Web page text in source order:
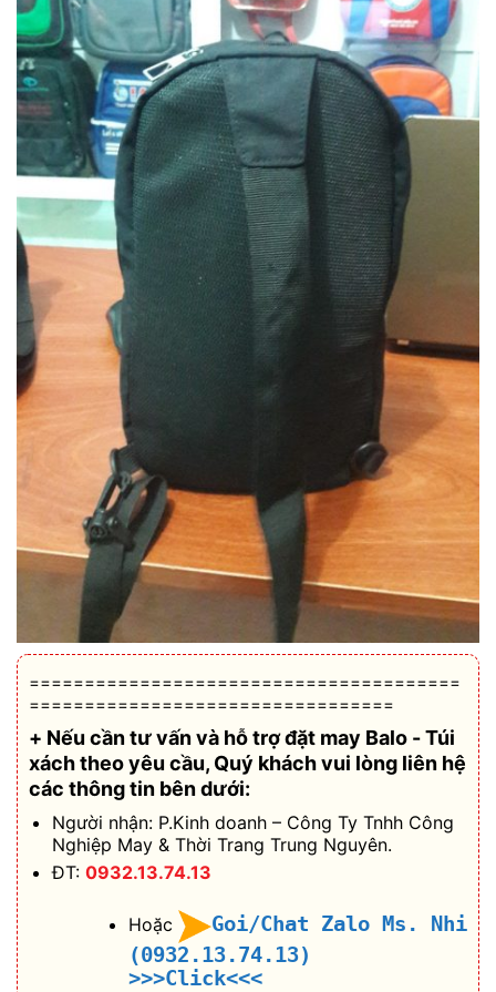
=======================================
=================================
+ Nếu cần tư vấn và hỗ trợđặt may Balo - Túi
xách theo yêu cầu, Quý khách vui lòng liên hệ
các thông tin bên dưới:
Người nhận: P.Kinh doanh – Công Ty Tnhh Công
Nghiệp May & Thời Trang Trung Nguyên.
ĐT: 0932.13.74.13
Hoặc
Goi/Chat Zalo Ms. Nhi
(0932.13.74.13)
>>>Click<<<